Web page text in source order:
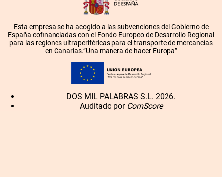
Esta empresa se ha acogido a las subvenciones del Gobierno de
España cofinanciadas con el Fondo Europeo de Desarrollo Regional
para las regiones ultraperiféricas para el transporte de mercancías
en Canarias.”Una manera de hacer Europa”
DOS MIL PALABRAS S.L. 2026.
Auditado por ComScore